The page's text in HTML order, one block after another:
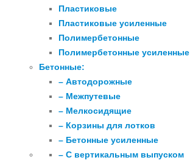
Пластиковые
Пластиковые усиленные
Полимербетонные
Полимербетонные усиленные
Бетонные:
– Автодорожные
– Межпутевые
– Мелкосидящие
– Корзины для лотков
– Бетонные усиленные
– С вертикальным выпуском